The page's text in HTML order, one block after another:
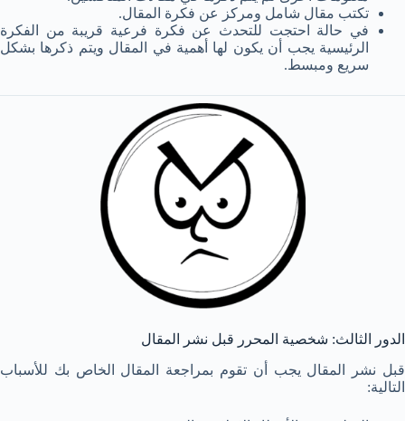
تكتب مقال شامل ومركز عن فكرة المقال.
في حالة احتجت للتحدث عن فكرة فرعية قريبة من الفكرة
الرئيسية يجب أن يكون لها أهمية في المقال ويتم ذكرها بشكل
سريع ومبسط.
الدور الثالث: شخصية المحرر قبل نشر المقال
قبل نشر المقال يجب أن تقوم بمراجعة المقال الخاص بك للأسباب
التالية: